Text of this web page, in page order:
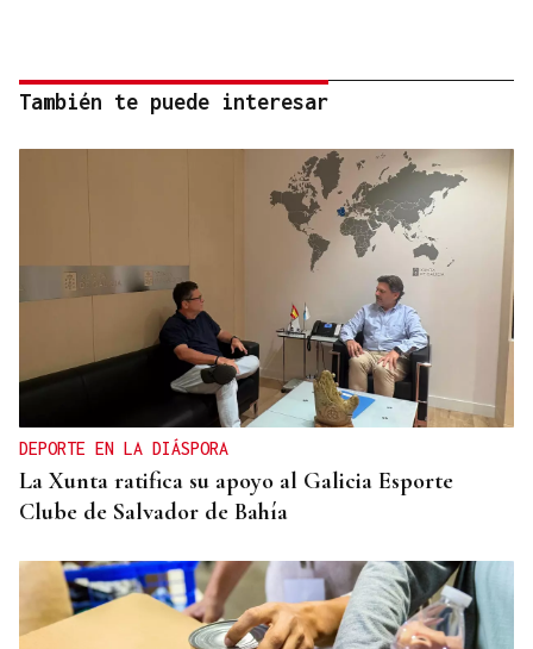
También te puede interesar
DEPORTE EN LA DIÁSPORA
La Xunta ratifica su apoyo al Galicia Esporte
Clube de Salvador de Bahía